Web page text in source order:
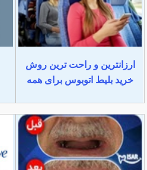
ارزانترین و راحت ترین روش
خرید بلیط اتوبوس برای همه